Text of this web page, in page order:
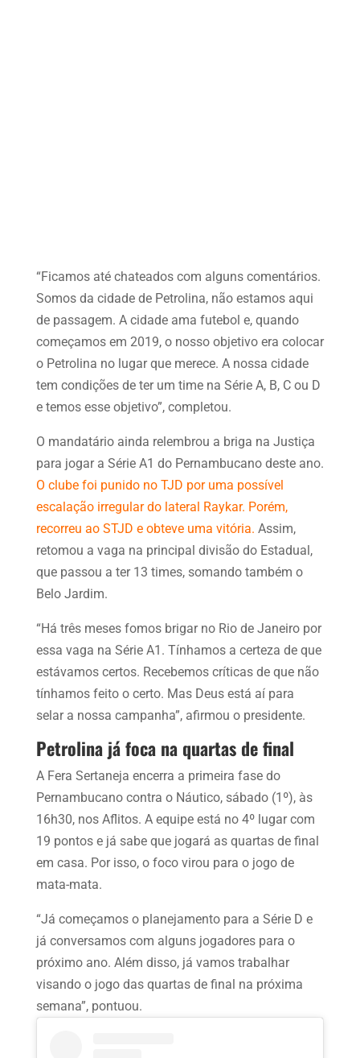
“Ficamos até chateados com alguns comentários.
Somos da cidade de Petrolina, não estamos aqui
de passagem. A cidade ama futebol e, quando
começamos em 2019, o nosso objetivo era colocar
o Petrolina no lugar que merece. A nossa cidade
tem condições de ter um time na Série A, B, C ou D
e temos esse objetivo”, completou.
O mandatário ainda relembrou a briga na Justiça
para jogar a Série A1 do Pernambucano deste ano.
O clube foi punido no TJD por uma possível
escalação irregular do lateral Raykar. Porém,
recorreu ao STJD e obteve uma vitória. Assim,
retomou a vaga na principal divisão do Estadual,
que passou a ter 13 times, somando também o
Belo Jardim.
“Há três meses fomos brigar no Rio de Janeiro por
essa vaga na Série A1. Tínhamos a certeza de que
estávamos certos. Recebemos críticas de que não
tínhamos feito o certo. Mas Deus está aí para
selar a nossa campanha”, afirmou o presidente.
Petrolina já foca na quartas de final
A Fera Sertaneja encerra a primeira fase do
Pernambucano contra o Náutico, sábado (1º), às
16h30, nos Aflitos. A equipe está no 4º lugar com
19 pontos e já sabe que jogará as quartas de final
em casa. Por isso, o foco virou para o jogo de
mata-mata.
“Já começamos o planejamento para a Série D e
já conversamos com alguns jogadores para o
próximo ano. Além disso, já vamos trabalhar
visando o jogo das quartas de final na próxima
semana”, pontuou.